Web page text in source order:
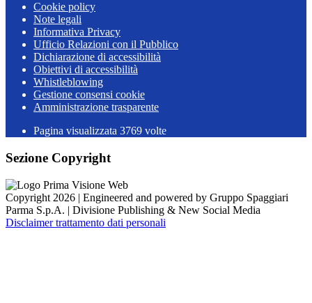
Cookie policy
Note legali
Informativa Privacy
Ufficio Relazioni con il Pubblico
Dichiarazione di accessibilità
Obiettivi di accessibilità
Whistleblowing
Gestione consensi cookie
Amministrazione trasparente
Pagina visualizzata 3769 volte
Sezione Copyright
Copyright 2026 | Engineered and powered by Gruppo Spaggiari
Parma S.p.A. | Divisione Publishing & New Social Media
Disclaimer trattamento dati personali